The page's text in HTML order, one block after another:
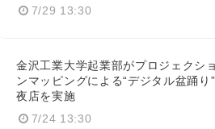
7/29 13:30
金沢工業大学起業部がプロジェクショ
ンマッピングによる“デジタル盆踊り
夜店を実施
7/24 13:30